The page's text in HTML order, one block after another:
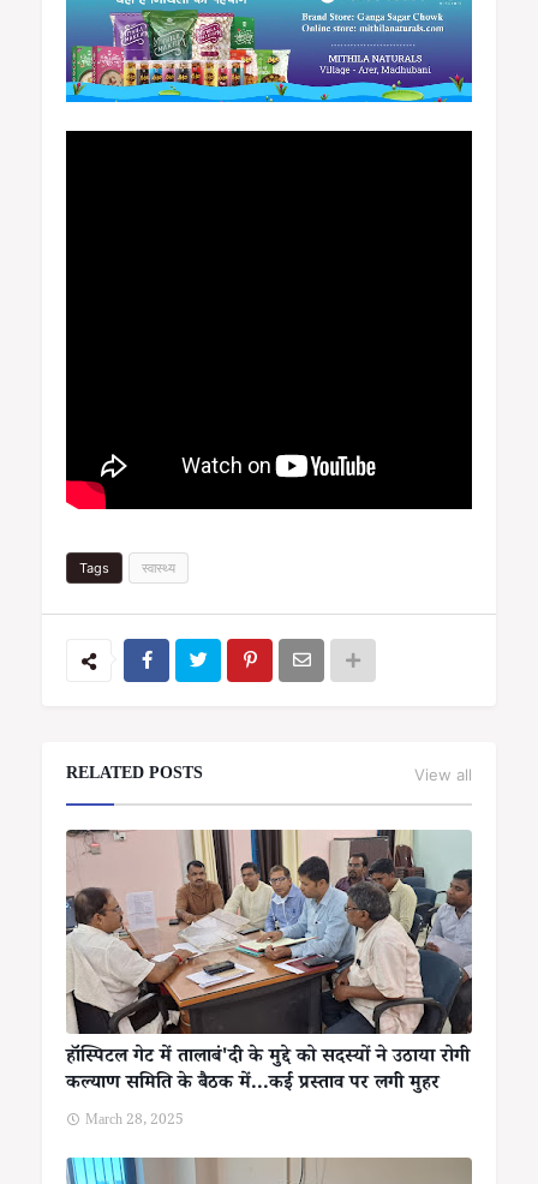
Tags स्वास्थ्य
RELATED POSTS View all
हॉस्पिटल गेट में तालाबं'दी के मुद्दे को सदस्यों ने उठाया रोगी
कल्याण समिति के बैठक में...कई प्रस्ताव पर लगी मुहर
March 28, 2025